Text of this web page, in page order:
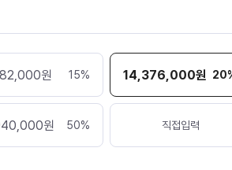
원 15% 14,376,000원 20
원 50% 직접입력